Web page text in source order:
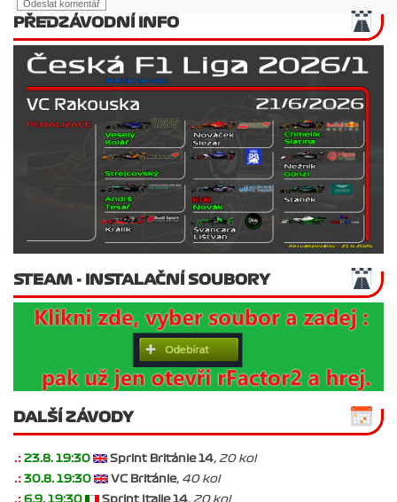
PŘEDZÁVODNÍ INFO
STEAM - INSTALAČNÍ SOUBORY
DALŠÍ ZÁVODY
.: 23.8. 19:30 Sprint Británie 14, 20 kol
.: 30.8. 19:30 VC Británie, 40 kol
.: 6.9. 19:30 Sprint Italie 14, 20 kol